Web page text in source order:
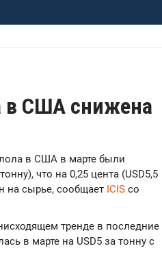
в США снижена
в США в марте были
что на 0,25 цента (USD5,5
на сырье, сообщает ICIS со
тренде в последние
в марте на USD5 за тонну с